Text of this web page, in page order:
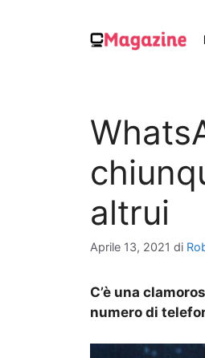
altrui
Aprile 13, 2021 di
C’è una
numero di